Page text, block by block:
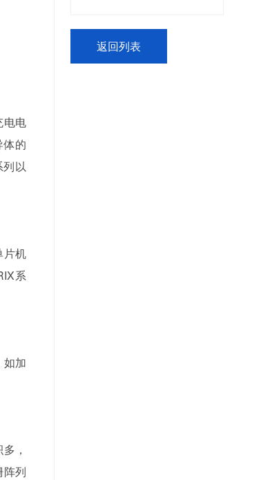
电电
的
列以
片机
系
如加
，
阵列
返回列表